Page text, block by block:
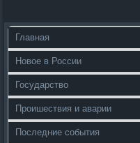
Главная
Новое в России
Государство
Проишествия и аварии
Последние события